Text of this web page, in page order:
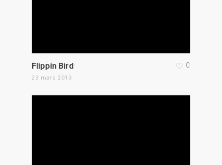
Flippin Bird
23 mars 2013
0